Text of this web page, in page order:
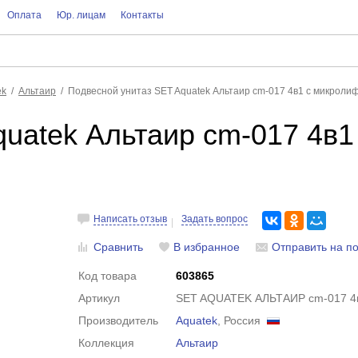
Оплата Юр. лицам Контакты
Альтаир Подвесной унитаз SET Aquatek Альтаир cm-017 4в1 с
Альтаир cm-017
Написать отзыв Задать вопрос
Сравнить В избранное Отправить на
Код товара
603865
Артикул
SET AQUATEK АЛЬТАИР cm-017
Производитель
Aquatek , Россия
Коллекция
Альтаир